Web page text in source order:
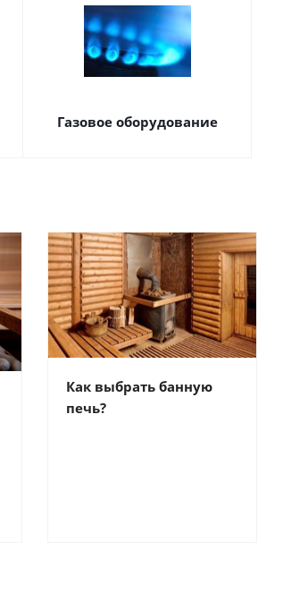
Газовое оборудование
Как выбрать банную
печь?